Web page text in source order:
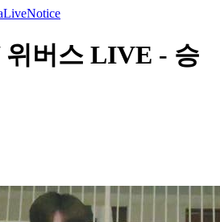
LiveNotice
버스 LIVE - 승